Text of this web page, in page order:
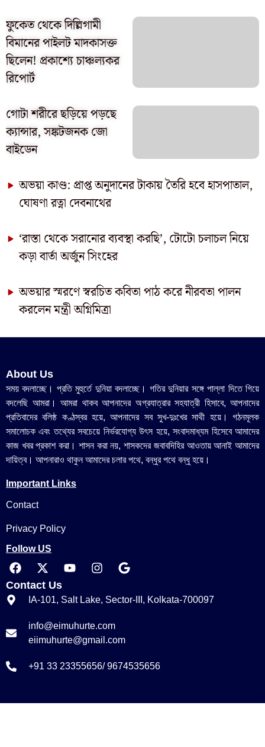
ফুকেত থেকে দিল্লিগামী
বিমানের পাইলট মাদকাসক্ত
ছিলেন! প্রকাশ্যে চাঞ্চল্যকর
রিপোর্ট
গোটা শরীরে ছড়িয়ে পড়ছে
ক্যান্সার, সঙ্কটজনক জো
বাইডেন
অভয়া কাণ্ড: প্রাপ্ত অনুদানের টাকায় তৈরি হবে হাসপাতাল,
ঘোষণা রত্না দেবনাথের
‘রাস্তা থেকে সরানোর ব্যবস্থা করছি’, টোটো চলাচল নিয়ে
কড়া বার্তা অর্জুন সিংহের
অভয়ার স্মরণে স্বরচিত কবিতা পাঠ করে নীরবতা পালন
করলেন মন্ত্রী অগ্নিমিত্রা
About Us
সময় বদলাচ্ছে। প্রতি মুহুর্তে দুনিয়া বদলাচ্ছে। গতির দুনিয়ার সঙ্গে পাল্লা দিতে গিয়ে
বদলেছি আমরা। আমরা থাকব আপনাদের অগ্রযাত্রার সহযাত্রী হিসাবে, আপনাদের
প্রতিবাদের বলিষ্ঠ কণ্ঠস্বর হয়ে, আপনাদের সব সুখ-দুঃখের সাথী হয়ে। গঠনমূলক
সমালোচক এবং তথ্যের সবচেয়ে নির্ভরযোগ্য উ‍ৎস হয়ে, সংবাদমাধ্যম হিসেবে আমাদের
কাজ খবর প্রকাশ করা। শাসন করা নয়, শাসকদের জবাবদিহির আওতায় আনাই আমাদের
দায়িত্ব। আপনারাও থাকুন আমাদের চলার পথে, বন্ধুর পথে বন্ধু হয়ে।
Important Links
Contact
Privacy Policy
Follow US
Contact Us
IA-101, Salt Lake, Sector-III, Kolkata-700097
info@eimuhurte.com
eiimuhurte@gmail.com
+91 33 23355656/ 9674535656